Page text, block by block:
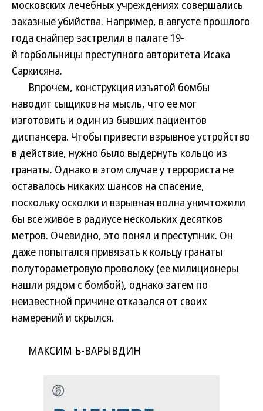
московских лечебных учреждениях совершались
заказные убийства. Например, в августе прошлого
года снайпер застрелил в палате 19-
й горбольницы преступного авторитета Исака
Саркисяна.
Впрочем, конструкция изъятой бомбы
наводит сыщиков на мысль, что ее мог
изготовить и один из бывших пациентов
диспансера. Чтобы привести взрывное устройство
в действие, нужно было выдернуть кольцо из
гранаты. Однако в этом случае у террориста не
оставалось никаких шансов на спасение,
поскольку осколки и взрывная волна уничтожили
бы все живое в радиусе нескольких десятков
метров. Очевидно, это понял и преступник. Он
даже попытался привязать к кольцу гранаты
полутораметровую проволоку (ее милиционеры
нашли рядом с бомбой), однако затем по
неизвестной причине отказался от своих
намерений и скрылся.
МАКСИМ Ъ-ВАРЫВДИН